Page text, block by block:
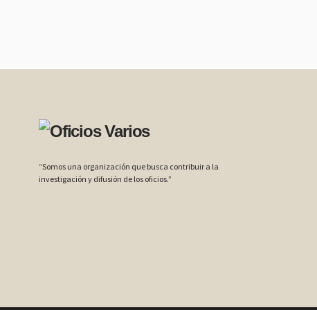
“Somos una organización que busca contribuir a la
investigación y difusión de los oficios.”